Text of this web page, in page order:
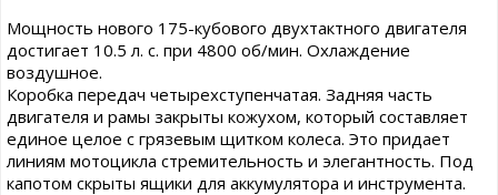
Мощность нового 175-кубового двухтактного двигателя
достигает 10.5 л. с. при 4800 об/мин. Охлаждение
воздушное.
Коробка передач четырехступенчатая. Задняя часть
двигателя и рамы закрыты кожухом, который составляет
единое целое с грязевым щитком колеса. Это придает
линиям мотоцикла стремительность и элегантность. Под
капотом скрыты ящики для аккумулятора и инструмента.